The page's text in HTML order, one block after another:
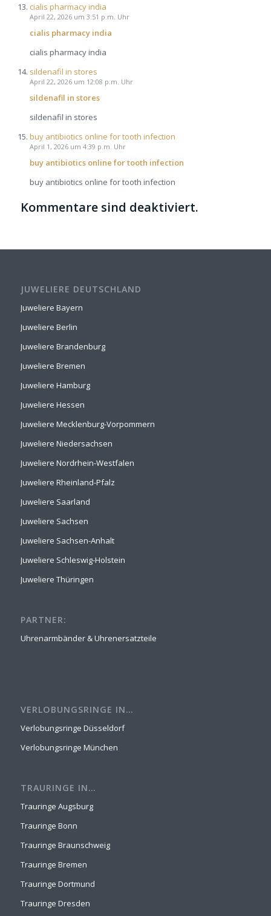
cialis pharmacy india
April 22, 2026 um 3:51 p.m. Uhr
cialis pharmacy india
cialis pharmacy india
sildenafil in stores
April 22, 2026 um 12:08 p.m. Uhr
sildenafil in stores
sildenafil in stores
buy antibiotics online for tooth infection
April 1, 2026 um 4:39 p.m. Uhr
buy antibiotics online for tooth infection
buy antibiotics online for tooth infection
Kommentare sind deaktiviert.
JUWELIERE DEUTSCHLAND
Juweliere Bayern
Juweliere Berlin
Juweliere Brandenburg
Juweliere Bremen
Juweliere Hamburg
Juweliere Hessen
Juweliere Mecklenburg-Vorpommern
Juweliere Niedersachsen
Juweliere Nordrhein-Westfalen
Juweliere Rheinland-Pfalz
Juweliere Saarland
Juweliere Sachsen
Juweliere Sachsen-Anhalt
Juweliere Schleswig-Holstein
Juweliere Thüringen
PARTNER:
Uhrenarmbänder & Uhrenersatzteile
VERLOBUNGSRINGE IN…
Verlobungsringe Düsseldorf
Verlobungsringe München
TRAURINGE IN…
Trauringe Augsburg
Trauringe Bonn
Trauringe Braunschweig
Trauringe Bremen
Trauringe Dortmund
Trauringe Dresden